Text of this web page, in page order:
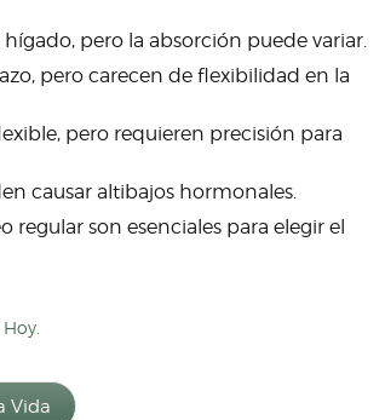
hígado, pero la absorción puede variar.
pero carecen de flexibilidad en la
pero requieren precisión para
causar altibajos hormonales.
son esenciales para elegir el
Vida